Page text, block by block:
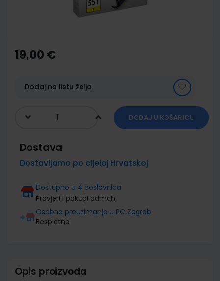
the
beginning
gallery
19,00 €
Dodaj na listu želja
DODAJ U KOŠARICU
Dostava
Dostavljamo po cijeloj Hrvatskoj
Dostupno u 4 poslovnica
Provjeri i pokupi odmah
Osobno preuzimanje u PC Zagreb
Besplatno
Opis proizvoda